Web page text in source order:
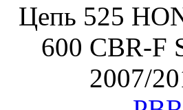
Цепь 525
600 CBR-F
2007/